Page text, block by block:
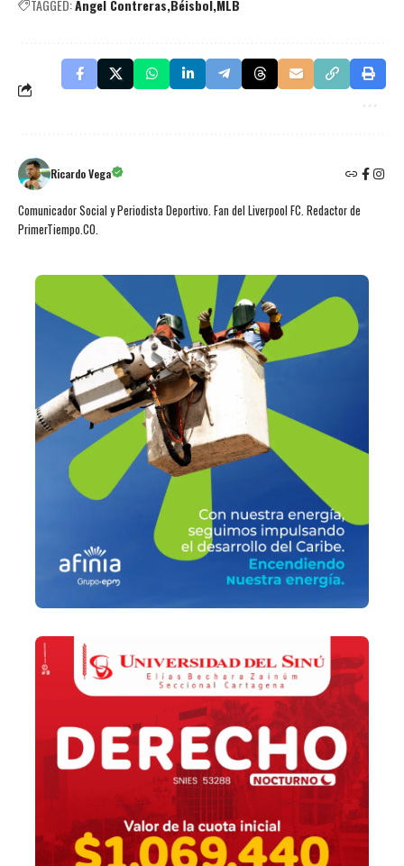
TAGGED:Ángel Contreras Béisbol MLB
Ricardo Vega
Comunicador Social y Periodista Deportivo. Fan del Liverpool FC. Redactor de
PrimerTiempo.CO.